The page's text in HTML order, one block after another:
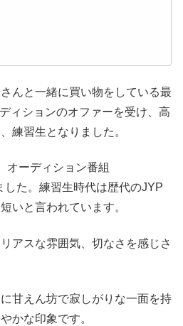
んと一緒に買い物をしている最
ィションのオファーを受け、高
練習生となりました。
オーディション番組
した。練習生時代は歴代のJYP
いと言われています。
アスな雰囲気、切なさを感じさ
甘えん坊で寂しがりな一面を持
かな印象です。